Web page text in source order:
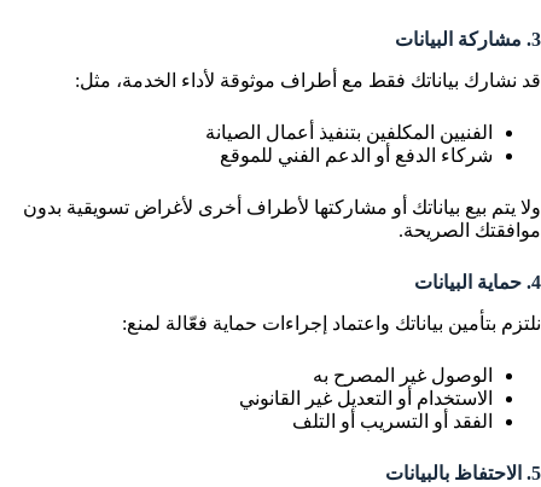
3. مشاركة البيانات
قد نشارك بياناتك فقط مع أطراف موثوقة لأداء الخدمة، مثل:
الفنيين المكلفين بتنفيذ أعمال الصيانة
شركاء الدفع أو الدعم الفني للموقع
ولا يتم بيع بياناتك أو مشاركتها لأطراف أخرى لأغراض تسويقية بدون
موافقتك الصريحة.
4. حماية البيانات
نلتزم بتأمين بياناتك واعتماد إجراءات حماية فعّالة لمنع:
الوصول غير المصرح به
الاستخدام أو التعديل غير القانوني
الفقد أو التسريب أو التلف
5. الاحتفاظ بالبيانات